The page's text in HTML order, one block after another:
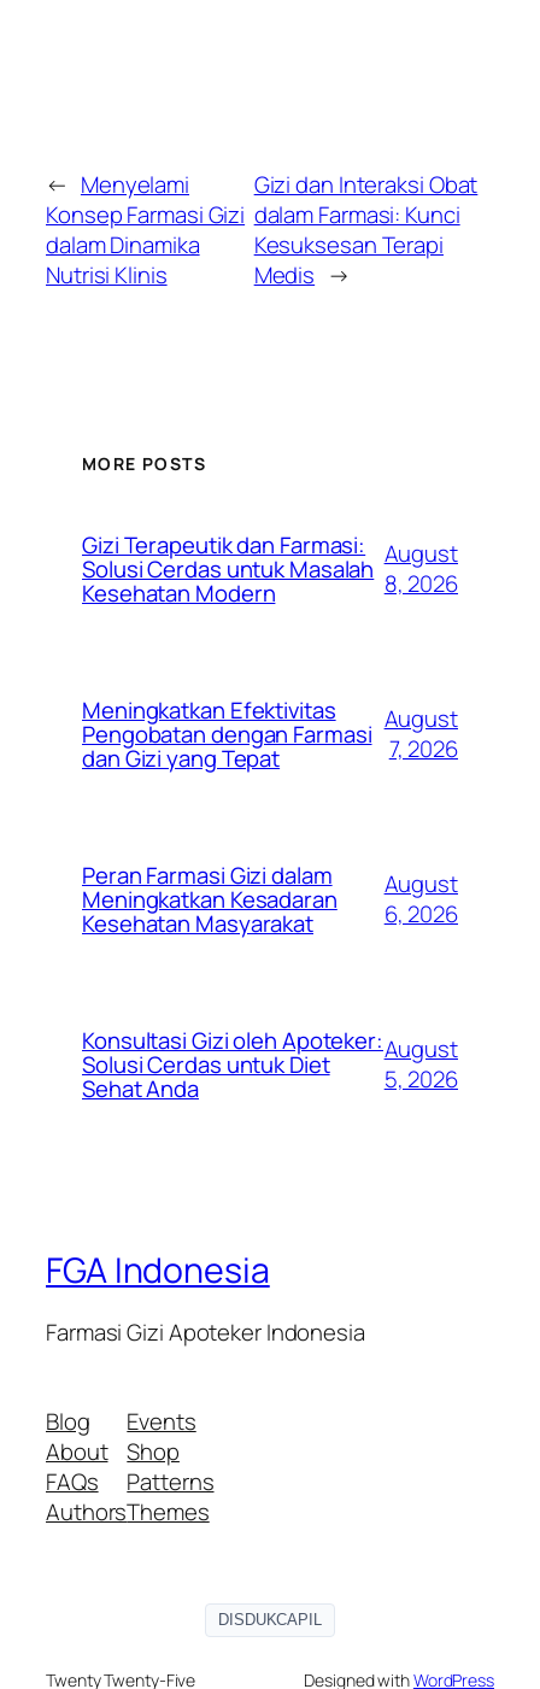
← Menyelami
Konsep Farmasi Gizi
dalam Dinamika
Nutrisi Klinis
Gizi dan Interaksi Obat
dalam Farmasi: Kunci
Kesuksesan Terapi
Medis →
MORE POSTS
Gizi Terapeutik dan Farmasi:
Solusi Cerdas untuk Masalah
Kesehatan Modern
August
8, 2026
Meningkatkan Efektivitas
Pengobatan dengan Farmasi
dan Gizi yang Tepat
August
7, 2026
Peran Farmasi Gizi dalam
Meningkatkan Kesadaran
Kesehatan Masyarakat
August
6, 2026
Konsultasi Gizi oleh Apoteker:
Solusi Cerdas untuk Diet
Sehat Anda
August
5, 2026
FGA Indonesia
Farmasi Gizi Apoteker Indonesia
Blog
About
FAQs
Authors
Events
Shop
Patterns
Themes
DISDUKCAPIL
Twenty Twenty-Five Designed withWordPress